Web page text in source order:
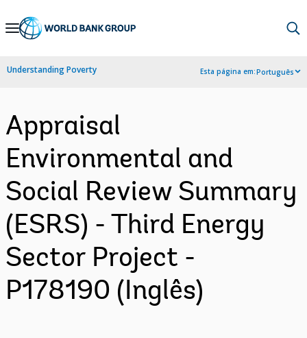
Skip
Navigation
Understanding Poverty Esta página em:Português
Appraisal
Environmental and
Social Review Summary
(ESRS) - Third Energy
Sector Project -
P178190 (Inglês)